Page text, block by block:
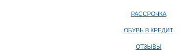
РАССРОЧКА
ОБУВЬ В КРЕДИТ
ОТЗЫВЫ